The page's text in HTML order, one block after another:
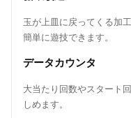
玉が上皿に戻ってくる加
簡単に遊技できます。
データカウンタ
大当たり回数やスタート
しめます。